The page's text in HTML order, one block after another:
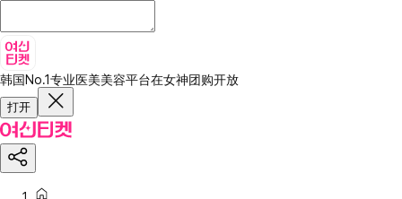
韩国No.1专业医美美容平台在女神团购开放
打开